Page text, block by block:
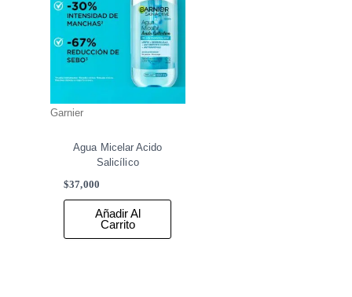
Garnier
Agua Micelar Acido
Salicílico
$37,000
Añadir Al
Carrito